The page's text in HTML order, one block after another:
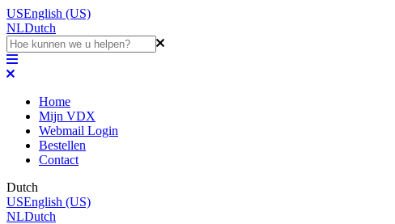
USEnglish (US)
NLDutch
Home
Mijn VDX
Webmail Login
Bestellen
Contact
Dutch
USEnglish (US)
NLDutch